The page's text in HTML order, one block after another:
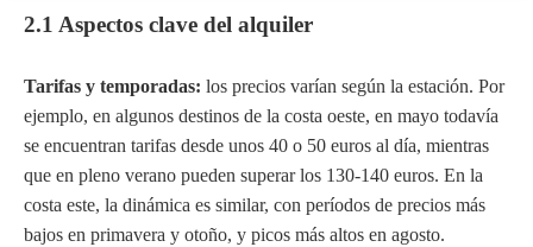
2.1 Aspectos clave del alquiler
Tarifas y temporadas: los precios varían según la estación. Por
ejemplo, en algunos destinos de la costa oeste, en mayo todavía
se encuentran tarifas desde unos 40 o 50 euros al día, mientras
que en pleno verano pueden superar los 130-140 euros. En la
costa este, la dinámica es similar, con períodos de precios más
bajos en primavera y otoño, y picos más altos en agosto.